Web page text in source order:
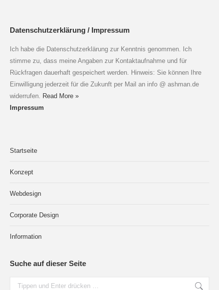
Datenschutzerklärung / Impressum
Ich habe die Datenschutzerklärung zur Kenntnis genommen. Ich
stimme zu, dass meine Angaben zur Kontaktaufnahme und für
Rückfragen dauerhaft gespeichert werden. Hinweis: Sie können Ihre
Einwilligung jederzeit für die Zukunft per Mail an info @ ashman.de
widerrufen. Read More »
Impressum
Startseite
Konzept
Webdesign
Corporate Design
Information
Suche auf dieser Seite
Search: